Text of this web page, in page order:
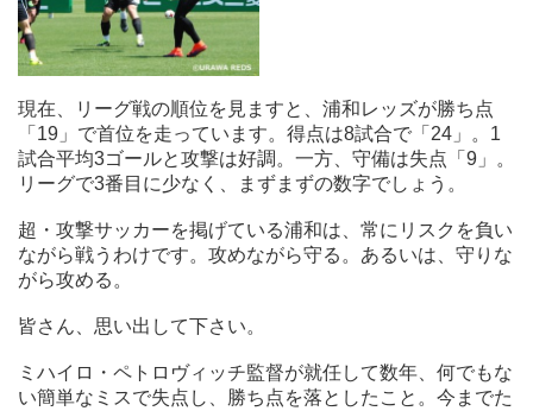
現在、リーグ戦の順位を見ますと、浦和レッズが勝ち点
「19」で首位を走っています。得点は8試合で「24」。1
試合平均3ゴールと攻撃は好調。一方、守備は失点「9」。
リーグで3番目に少なく、まずまずの数字でしょう。
超・攻撃サッカーを掲げている浦和は、常にリスクを負い
ながら戦うわけです。攻めながら守る。あるいは、守りな
がら攻める。
皆さん、思い出して下さい。
ミハイロ・ペトロヴィッチ監督が就任して数年、何でもな
い簡単なミスで失点し、勝ち点を落としたこと。今までた